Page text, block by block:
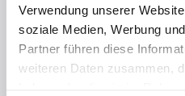
Verwendung unserer
soziale Medien, Werbung
Partner führen diese
weiteren Daten zusammen,